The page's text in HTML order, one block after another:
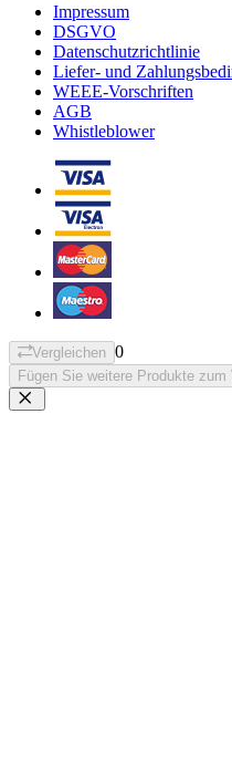
Impressum
DSGVO
Datenschutzrichtlinie
Liefer- und
WEEE-Vorschriften
AGB
Whistleblower
Vergleichen 0
Fügen Sie weitere Produkte zum